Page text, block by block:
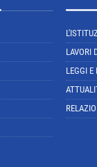
LAVORI
LEGGI E